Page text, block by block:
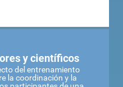
y científicos
del entrenamiento
la coordinación y la